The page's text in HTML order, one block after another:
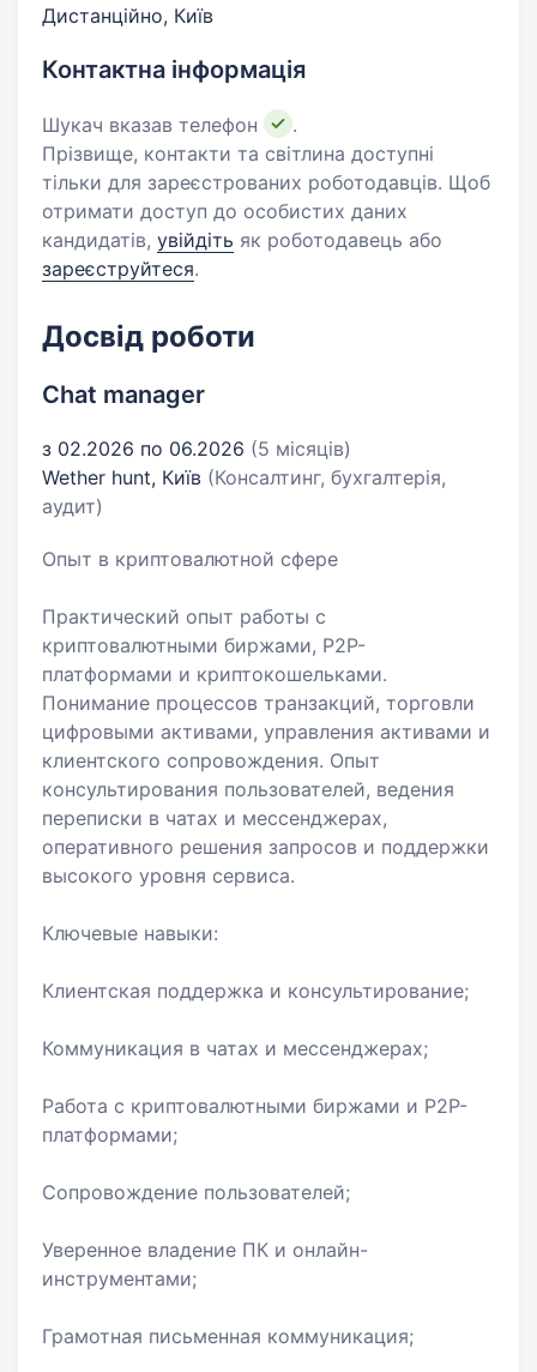
Дистанційно, Київ
Контактна інформація
Шукач вказав телефон
.
Прізвище, контакти та світлина доступні
тільки для зареєстрованих роботодавців. Щоб
отримати доступ до особистих даних
кандидатів, увійдіть як роботодавець або
зареєструйтеся.
Досвід роботи
Chat manager
з 02.2026 по 06.2026 (5 місяців)
Wether hunt, Київ (Консалтинг, бухгалтерія,
аудит)
Опыт в криптовалютной сфере
Практический опыт работы с
криптовалютными биржами, P2P-
платформами и криптокошельками.
Понимание процессов транзакций, торговли
цифровыми активами, управления активами и
клиентского сопровождения. Опыт
консультирования пользователей, ведения
переписки в чатах и мессенджерах,
оперативного решения запросов и поддержки
высокого уровня сервиса.
Ключевые навыки:
Клиентская поддержка и консультирование;
Коммуникация в чатах и мессенджерах;
Работа с криптовалютными биржами и P2P-
платформами;
Сопровождение пользователей;
Уверенное владение ПК и онлайн-
инструментами;
Грамотная письменная коммуникация;